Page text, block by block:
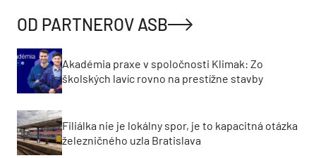
OD PARTNEROV ASB
Akadémia praxe v spoločnosti Klimak: Zo
školských lavíc rovno na prestížne stavby
Filiálka nie je lokálny spor, je to kapacitná otázka
železničného uzla Bratislava